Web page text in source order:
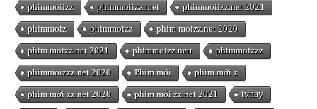
phimmoiizz phimmoiizz.met phimmoiizz.net 2021
phimmoiz phimmoizz phim moizz.net 2020
phim moizz.net 2021 phimmoizz.nett phimmoizzz
phimmoizzz.net 2020 Phim mới phim mới z
phim mới zz.net 2020 phim mới zz.net 2021 tvhay